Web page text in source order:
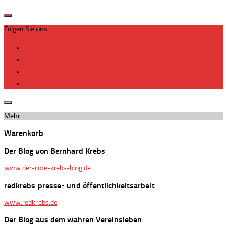
Folgen Sie uns
Mehr
Warenkorb
Der Blog von Bernhard Krebs
www.der-rote-krebs-blog.de
redkrebs presse- und öffentlichkeitsarbeit
www.redkrebs.de
Der Blog aus dem wahren Vereinsleben